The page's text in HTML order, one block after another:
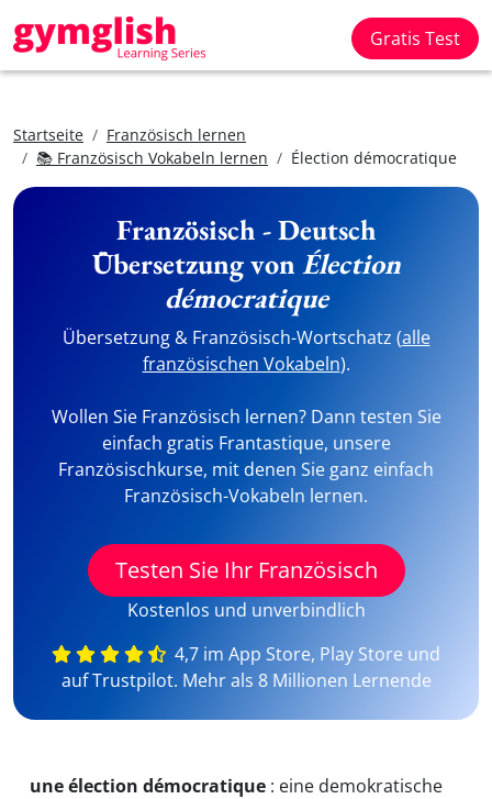
Gratis Test
Startseite
Französisch lernen
📚 Französisch Vokabeln lernen
Élection démocratique
Französisch - Deutsch
Übersetzung vonÉlection
démocratique
Übersetzung & Französisch-Wortschatz (alle
französischen Vokabeln).
Wollen Sie Französisch lernen? Dann testen Sie
einfach gratis Frantastique, unsere
Französischkurse, mit denen Sie ganz einfach
Französisch-Vokabeln lernen.
Testen Sie Ihr Französisch
Kostenlos und unverbindlich
4,7 im App Store, Play Store und
auf Trustpilot. Mehr als 8 Millionen Lernende
une élection démocratique : eine demokratische